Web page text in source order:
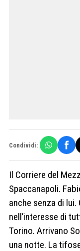
Condividi:
Il Corriere del
Spaccanapoli.
anche senza di
nell’interesse di
Torino. Arrivano
una notte. La